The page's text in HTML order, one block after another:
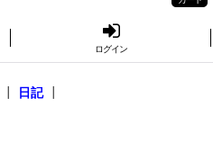
ログイン
日記┃